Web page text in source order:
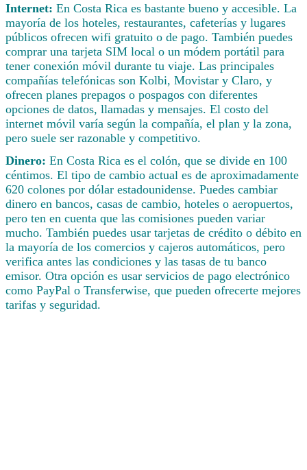
Internet: En Costa Rica es bastante bueno y accesible. La
mayoría de los hoteles, restaurantes, cafeterías y lugares
públicos ofrecen wifi gratuito o de pago. También puedes
comprar una tarjeta SIM local o un módem portátil para
tener conexión móvil durante tu viaje. Las principales
compañías telefónicas son Kolbi, Movistar y Claro, y
ofrecen planes prepagos o pospagos con diferentes
opciones de datos, llamadas y mensajes. El costo del
internet móvil varía según la compañía, el plan y la zona,
pero suele ser razonable y competitivo.
Dinero: En Costa Rica es el colón, que se divide en 100
céntimos. El tipo de cambio actual es de aproximadamente
620 colones por dólar estadounidense. Puedes cambiar
dinero en bancos, casas de cambio, hoteles o aeropuertos,
pero ten en cuenta que las comisiones pueden variar
mucho. También puedes usar tarjetas de crédito o débito en
la mayoría de los comercios y cajeros automáticos, pero
verifica antes las condiciones y las tasas de tu banco
emisor. Otra opción es usar servicios de pago electrónico
como PayPal o Transferwise, que pueden ofrecerte mejores
tarifas y seguridad.